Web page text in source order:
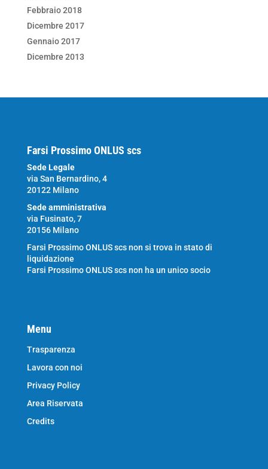
Febbraio 2018
Dicembre 2017
Gennaio 2017
Dicembre 2013
Farsi Prossimo ONLUS scs
Sede Legale
via San Bernardino, 4
20122 Milano
Sede amministrativa
via Fusinato, 7
20156 Milano
Farsi Prossimo ONLUS scs non si trova in stato di
liquidazione
Farsi Prossimo ONLUS scs non ha un unico socio
Menu
Trasparenza
Lavora con noi
Privacy Policy
Area Riservata
Credits